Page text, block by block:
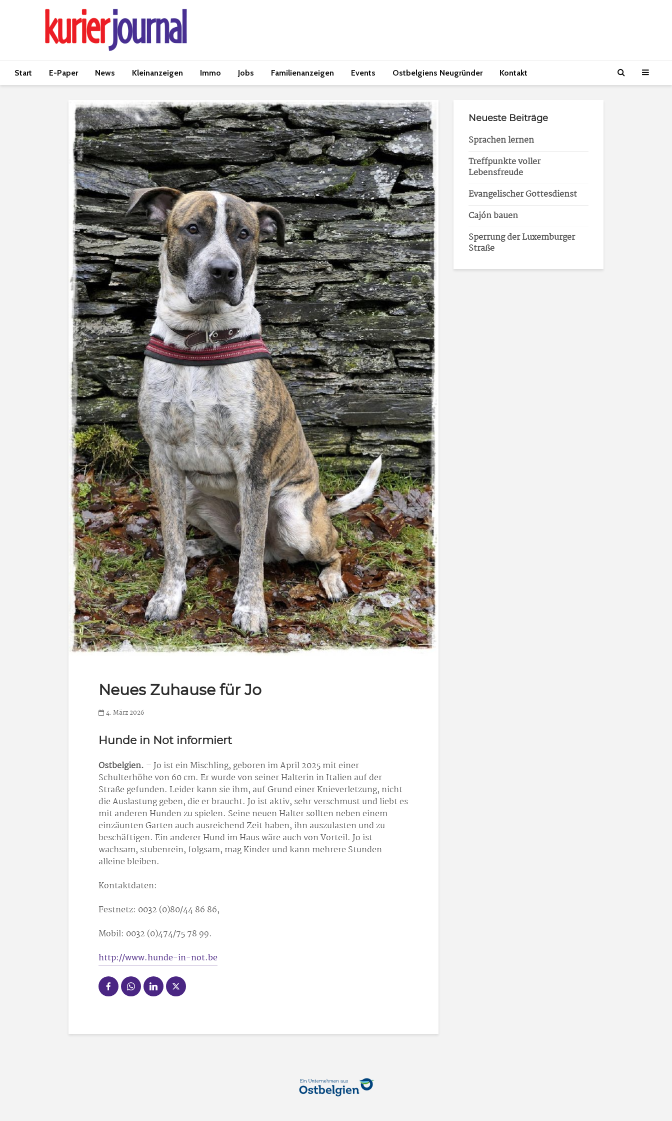
Start E-Paper News Kleinanzeigen Immo Jobs Familienanzeigen Events Ostbelgiens Neugründer Kontakt
Neues Zuhause für Jo
4. März 2026
Hunde in Not informiert
Ostbelgien. – Jo ist ein Mischling, geboren im April 2025 mit einer
Schulterhöhe von 60 cm. Er wurde von seiner Halterin in Italien auf der
Straße gefunden. Leider kann sie ihm, auf Grund einer Knieverletzung, nicht
die Auslastung geben, die er braucht. Jo ist aktiv, sehr verschmust und liebt es
mit anderen Hunden zu spielen. Seine neuen Halter sollten neben einem
einzäunten Garten auch ausreichend Zeit haben, ihn auszulasten und zu
beschäftigen. Ein anderer Hund im Haus wäre auch von Vorteil. Jo ist
wachsam, stubenrein, folgsam, mag Kinder und kann mehrere Stunden
alleine bleiben.
Kontaktdaten:
Festnetz: 0032 (0)80/44 86 86,
Mobil: 0032 (0)474/75 78 99.
http://www.hunde-in-not.be
Neueste Beiträge
Sprachen lernen
Treffpunkte voller
Lebensfreude
Evangelischer Gottesdienst
Cajón bauen
Sperrung der Luxemburger
Straße